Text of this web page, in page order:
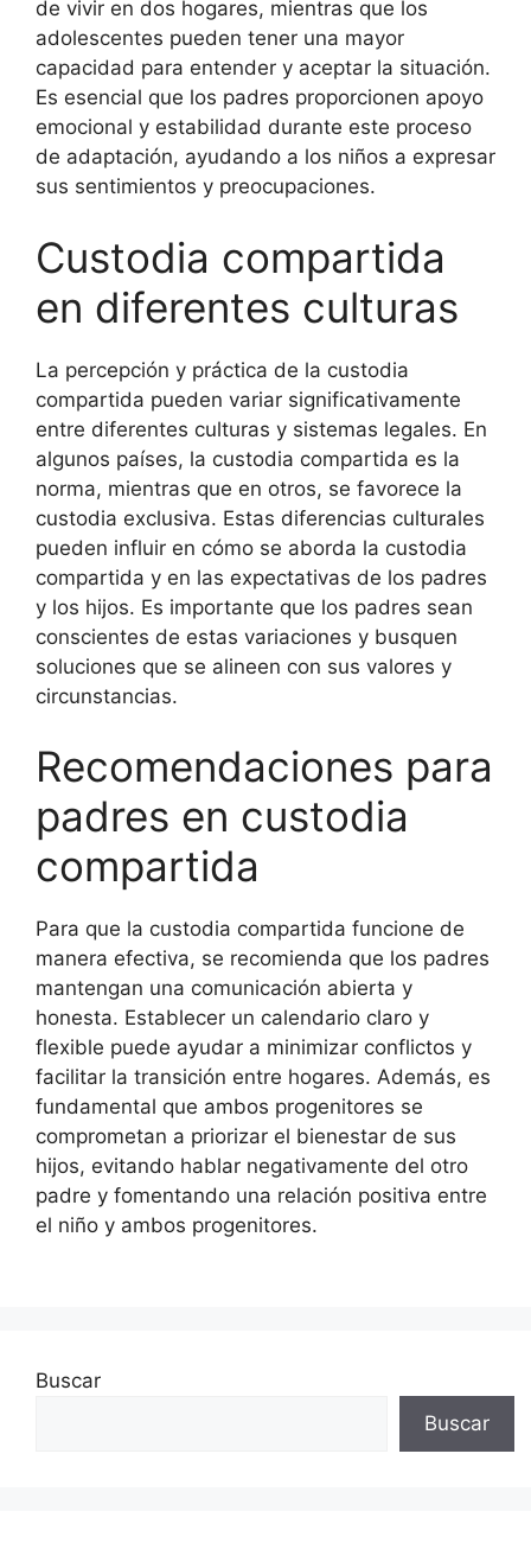
de vivir en dos hogares, mientras que los
adolescentes pueden tener una mayor
capacidad para entender y aceptar la situación.
Es esencial que los padres proporcionen apoyo
emocional y estabilidad durante este proceso
de adaptación, ayudando a los niños a expresar
sus sentimientos y preocupaciones.
Custodia compartida
en diferentes culturas
La percepción y práctica de la custodia
compartida pueden variar significativamente
entre diferentes culturas y sistemas legales. En
algunos países, la custodia compartida es la
norma, mientras que en otros, se favorece la
custodia exclusiva. Estas diferencias culturales
pueden influir en cómo se aborda la custodia
compartida y en las expectativas de los padres
y los hijos. Es importante que los padres sean
conscientes de estas variaciones y busquen
soluciones que se alineen con sus valores y
circunstancias.
Recomendaciones para
padres en custodia
compartida
Para que la custodia compartida funcione de
manera efectiva, se recomienda que los padres
mantengan una comunicación abierta y
honesta. Establecer un calendario claro y
flexible puede ayudar a minimizar conflictos y
facilitar la transición entre hogares. Además, es
fundamental que ambos progenitores se
comprometan a priorizar el bienestar de sus
hijos, evitando hablar negativamente del otro
padre y fomentando una relación positiva entre
el niño y ambos progenitores.
Buscar
Buscar